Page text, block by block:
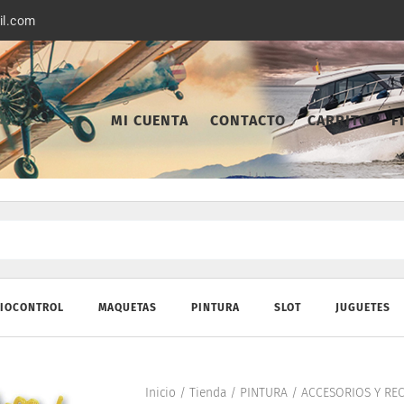
MI CUENTA CONTACTO CARRITO
MAQUETAS PINTURA SLOT JUGUETES
Inicio / Tienda/ PINTURA/ ACCESORIOS Y